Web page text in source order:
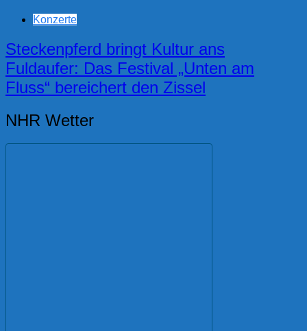
Konzerte
Steckenpferd bringt Kultur ans
Fuldaufer: Das Festival „Unten am
Fluss“ bereichert den Zissel
NHR Wetter